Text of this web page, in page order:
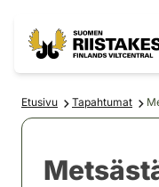
Etusivu Tapahtumat